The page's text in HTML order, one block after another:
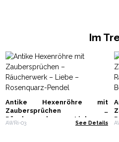
Im
Antike Hexenröhre mit
Zaubersprüchen –
Räucherwerk – Liebe –
Rosenquarz-Pendel
AWRi-03 See Details